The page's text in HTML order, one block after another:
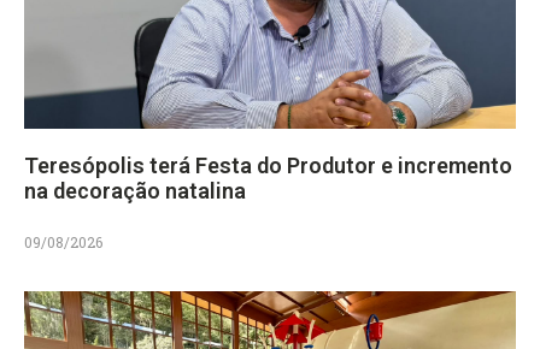
Teresópolis terá Festa do Produtor e incremento
na decoração natalina
09/08/2026